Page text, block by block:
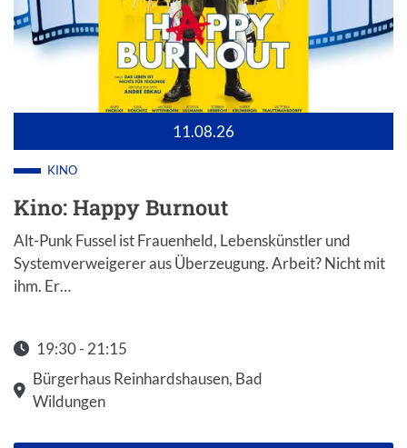
11.08.26
KINO
Kino: Happy Burnout
Alt-Punk Fussel ist Frauenheld, Lebenskünstler und
Systemverweigerer aus Überzeugung. Arbeit? Nicht mit
ihm. Er…
19:30 - 21:15
Startzeit: 19:30
Bürgerhaus Reinhardshausen, Bad
Wildungen